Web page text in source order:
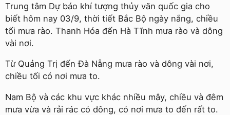
Trung tâm Dự báo khí tượng thủy văn quốc gia cho
biết hôm nay 03/9, thời tiết Bắc Bộ ngày nắng, chiều
tối mưa rào. Thanh Hóa đến Hà Tĩnh mưa rào và dông
vài nơi.
Từ Quảng Trị đến Đà Nẵng mưa rào và dông vài nơi,
chiều tối có nơi mưa to.
Nam Bộ và các khu vực khác nhiều mây, chiều và đêm
mưa vừa và rải rác có dông, có nơi mưa to đến rất to.